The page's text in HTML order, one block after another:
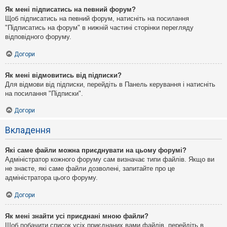
Як мені підписатись на певний форум?
Щоб підписатись на певний форум, натисніть на посилання
"Підписатись на форум" в нижній частині сторінки перегляду
відповідного форуму.
Догори
Як мені відмовитись від підписки?
Для відмови від підписки, перейдіть в Панель керування і натисніть
на посилання "Підписки".
Догори
Вкладення
Які саме файли можна приєднувати на цьому форумі?
Адміністратор кожного форуму сам визначає типи файлів. Якщо ви
не знаєте, які саме файли дозволені, запитайте про це
адміністратора цього форуму.
Догори
Як мені знайти усі приєднані мною файли?
Щоб побачити список усіх приєднаних вами файлів, перейдіть в